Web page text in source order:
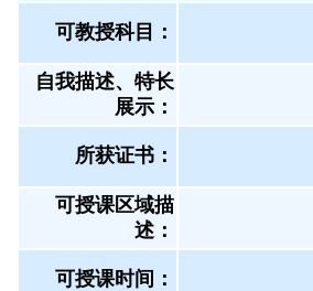
可教授科目：
自我描述、特长
展示 ：
所获证书 ：
可授课区域描
述：
可授课时间：